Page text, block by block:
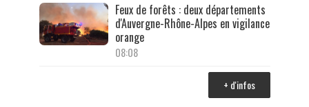
Feux de forêts : deux départements
d'Auvergne-Rhône-Alpes en vigilance
orange
08:08
+ d'infos